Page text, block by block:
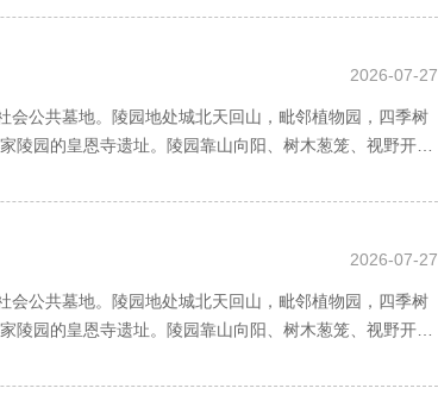
万千珠玑，尽显山水之生机，天地之灵气。后辈亲朋时
2026-07-27
公共墓地。陵园地处城北天回山，毗邻植物园，四季树
陵园的皇恩寺遗址。陵园靠山向阳、树木葱笼、视野开
万千珠玑，尽显山水之生机，天地之灵气。后辈亲朋时
2026-07-27
公共墓地。陵园地处城北天回山，毗邻植物园，四季树
陵园的皇恩寺遗址。陵园靠山向阳、树木葱笼、视野开